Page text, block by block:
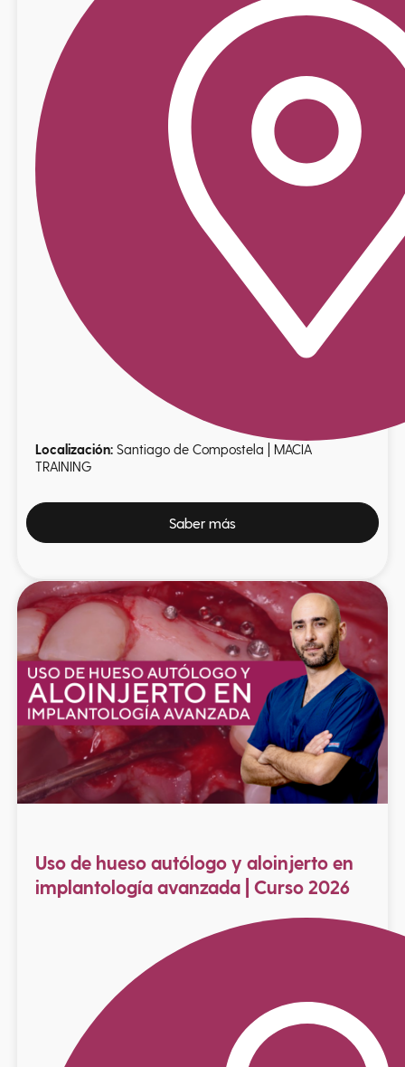
Localización: Santiago de Compostela | MACIA
TRAINING
Saber más
Uso de hueso autólogo y aloinjerto en
implantología avanzada | Curso 2026